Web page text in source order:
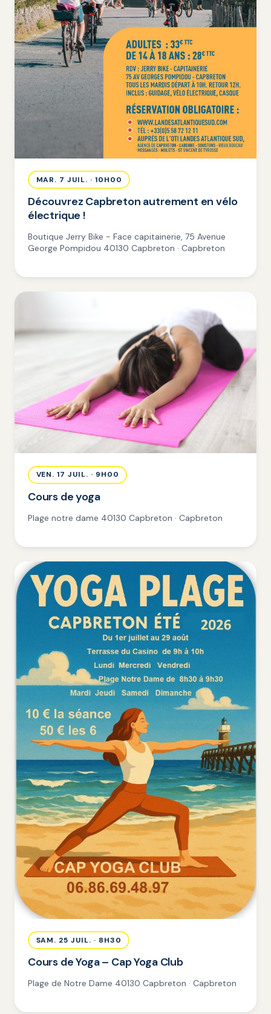
MAR. 7 JUIL. · 10H00
Découvrez Capbreton autrement en vélo
électrique !
Boutique Jerry Bike - Face capitainerie, 75 Avenue
George Pompidou 40130 Capbreton · Capbreton
VEN. 17 JUIL. · 9H00
Cours de yoga
Plage notre dame 40130 Capbreton · Capbreton
SAM. 25 JUIL. · 8H30
Cours de Yoga – Cap Yoga Club
Plage de Notre Dame 40130 Capbreton · Capbreton